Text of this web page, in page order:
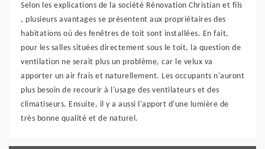
Selon les explications de la société Rénovation Christian et fils
, plusieurs avantages se présentent aux propriétaires des
habitations où des fenêtres de toit sont installées. En fait,
pour les salles situées directement sous le toit, la question de
ventilation ne serait plus un problème, car le velux va
apporter un air frais et naturellement. Les occupants n'auront
plus besoin de recourir à l'usage des ventilateurs et des
climatiseurs. Ensuite, il y a aussi l'apport d'une lumière de
très bonne qualité et de naturel.